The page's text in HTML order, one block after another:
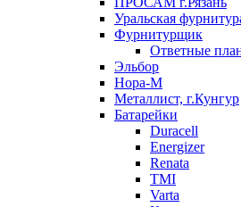
Уральская
Фурнитурщик
Ответные
Эльбор
Нора-М
Металлист, г.Кунгур
Батарейки
Duracell
Energizer
Renata
TMI
Varta